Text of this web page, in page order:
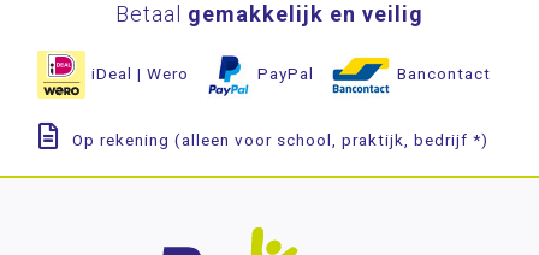
Betaal gemakkelijk en veilig
iDeal | Wero PayPal Bancontact
Op rekening (alleen voor school, praktijk, bedrijf *)